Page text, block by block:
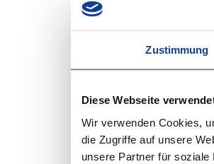
Zustimmung
Diese Webseite
Wir verwenden Cookies,
die Zugriffe auf unsere
unsere Partner für